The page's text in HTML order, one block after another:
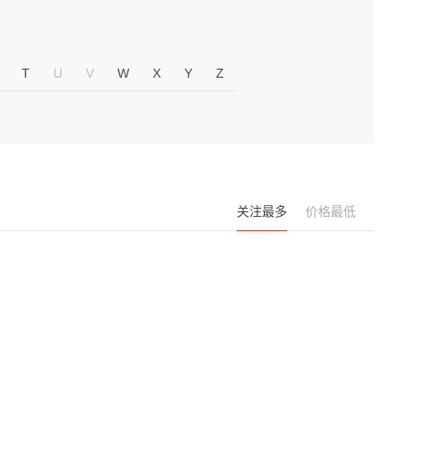
T U V W X Y Z
关注最多 价格最低